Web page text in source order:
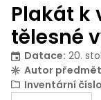
Plakát k
tělesné
Datace: 20.
Autor
Inventární číslo